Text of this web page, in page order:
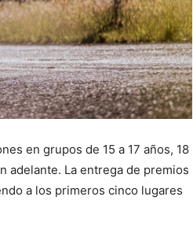
en grupos de 15 a 17 años, 18
adelante. La entrega de premios
a los primeros cinco lugares